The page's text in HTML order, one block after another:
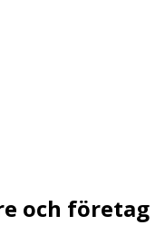
och företag